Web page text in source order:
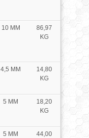
10 MM
86,97
KG
4,5 MM
14,80
KG
5 MM
18,20
KG
5 MM
44,00